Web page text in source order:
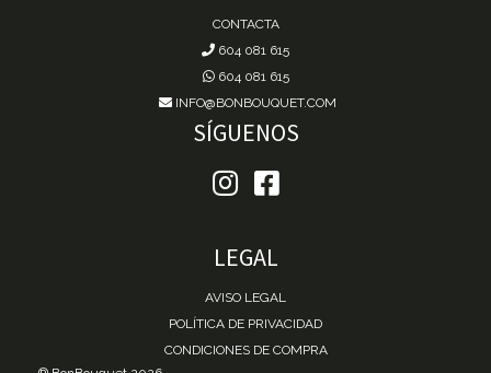
CONTACTA
604 081 615
604 081 615
INFO@BONBOUQUET.COM
SÍGUENOS
LEGAL
AVISO LEGAL
POLÍTICA DE PRIVACIDAD
CONDICIONES DE COMPRA